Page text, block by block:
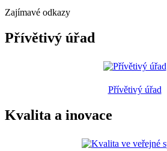
Zajímavé odkazy
Přívětivý úřad
Přívětivý úřad
Kvalita a inovace